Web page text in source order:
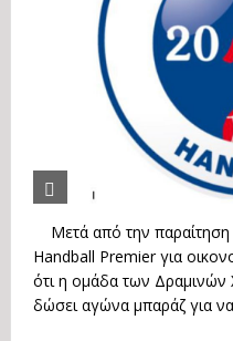
Μετά από την παραίτηση
Handball Premier για
ότι η ομάδα των Δραμινών
δώσει αγώνα μπαράζ για